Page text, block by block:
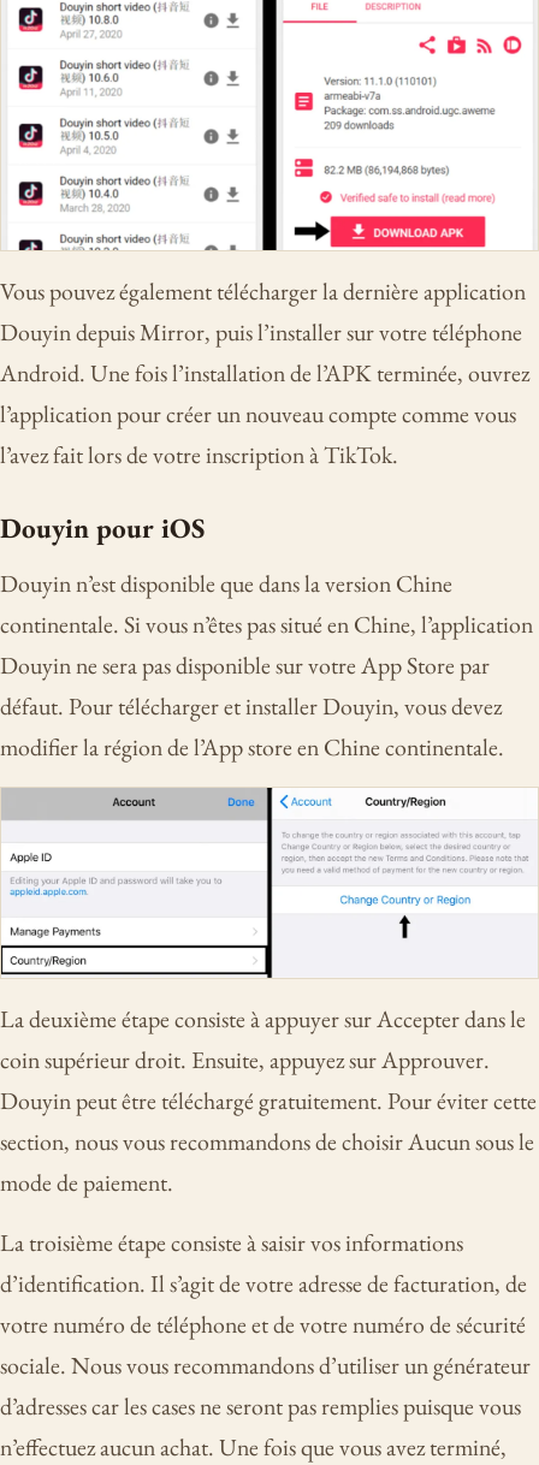
Vous pouvez également télécharger la dernière application
Douyin depuis Mirror, puis l’installer sur votre téléphone
Android. Une fois l’installation de l’APK terminée, ouvrez
l’application pour créer un nouveau compte comme vous
l’avez fait lors de votre inscription à TikTok.
Douyin pour iOS
Douyin n’est disponible que dans la version Chine
continentale. Si vous n’êtes pas situé en Chine, l’application
Douyin ne sera pas disponible sur votre App Store par
défaut. Pour télécharger et installer Douyin, vous devez
modifier la région de l’App store en Chine continentale.
La deuxième étape consiste à appuyer sur Accepter dans le
coin supérieur droit. Ensuite, appuyez sur Approuver.
Douyin peut être téléchargé gratuitement. Pour éviter cette
section, nous vous recommandons de choisir Aucun sous le
mode de paiement.
La troisième étape consiste à saisir vos informations
d’identification. Il s’agit de votre adresse de facturation, de
votre numéro de téléphone et de votre numéro de sécurité
sociale. Nous vous recommandons d’utiliser un générateur
d’adresses car les cases ne seront pas remplies puisque vous
n’effectuez aucun achat. Une fois que vous avez terminé,